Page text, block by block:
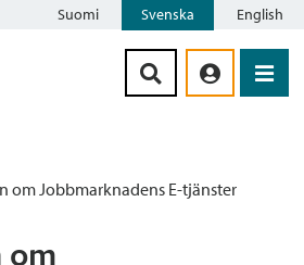
Suomi Svenska English
om Jobbmarknadens E-tjänster